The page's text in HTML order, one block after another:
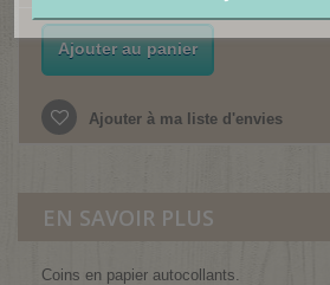
Ajouter au panier
Ajouter à ma liste d'envies
EN SAVOIR PLUS
Coins en papier autocollants.